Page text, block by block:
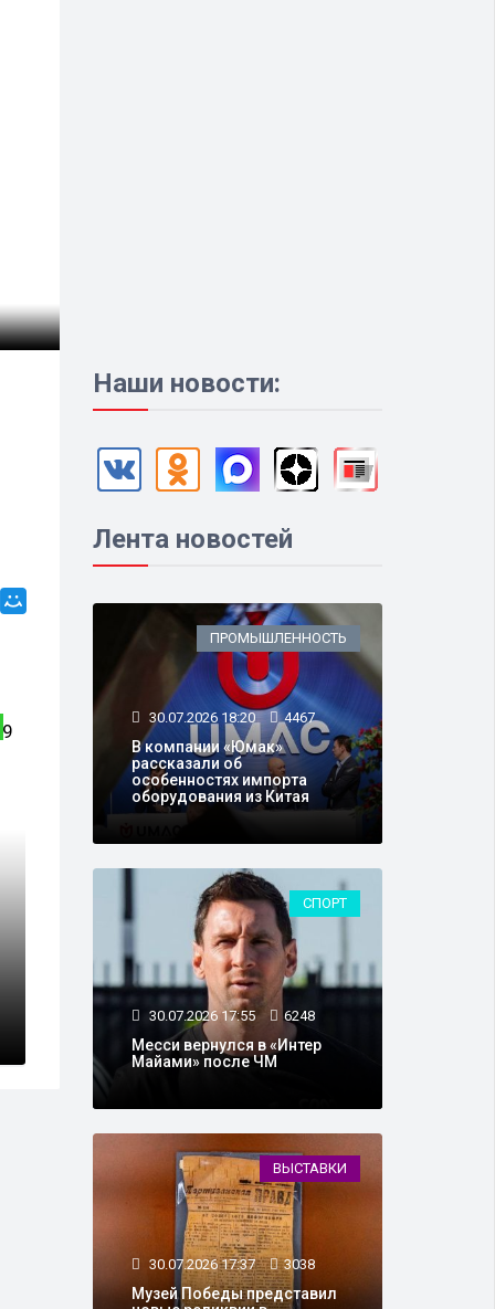
ВЛАСТЬ
продовольственной
акцию
В поездах из
бригады
Наши новости:
Лента новостей
ПРОМЫШЛЕННОСТЬ
30.07.2026 18:20 4467
В компании «Юмак»
рассказали об
особенностях импорта
оборудования из Китая
СПОРТ
30.07.2026 17:55 6248
Месси вернулся в «Интер
Майами» после ЧМ
ВЫСТАВКИ
30.07.2026 17:37 3038
Музей Победы представил